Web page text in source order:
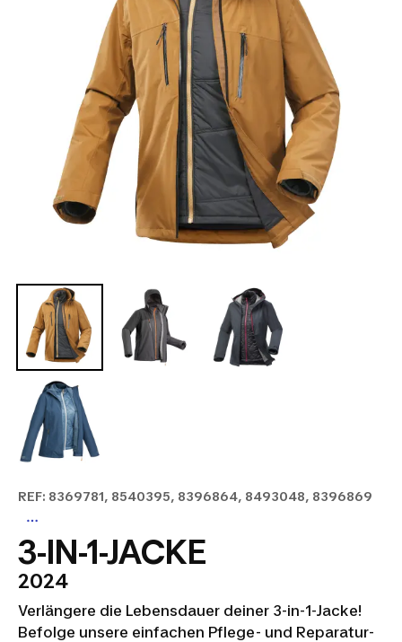
REF: 8369781, 8540395, 8396864, 8493048, 8396869
3-IN-1-JACKE
2024
Verlängere die Lebensdauer deiner 3-in-1-Jacke!
Befolge unsere einfachen Pflege- und Reparatur-